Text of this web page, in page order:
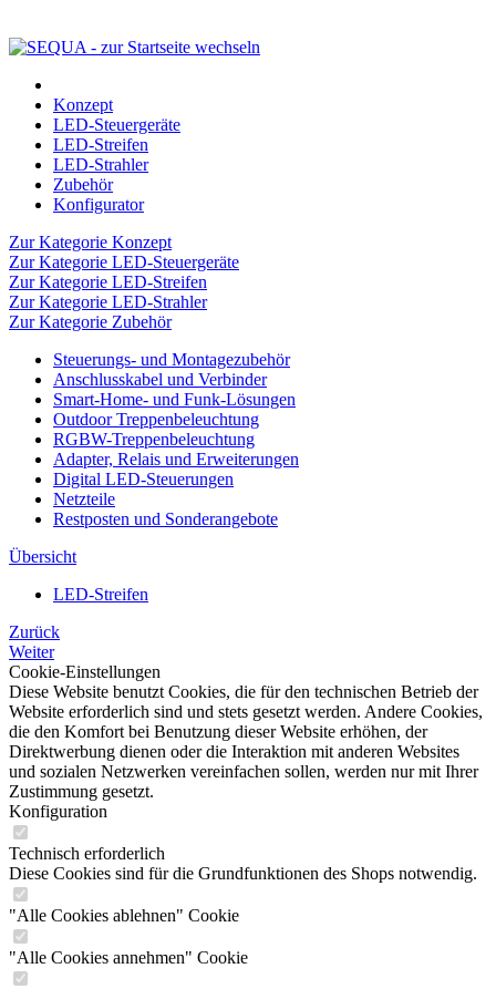
Konzept
LED-Steuergeräte
LED-Streifen
LED-Strahler
Zubehör
Konfigurator
Zur Kategorie Konzept
Zur Kategorie LED-Steuergeräte
Zur Kategorie LED-Streifen
Zur Kategorie LED-Strahler
Zur Kategorie Zubehör
Steuerungs- und Montagezubehör
Anschlusskabel und Verbinder
Smart-Home- und Funk-Lösungen
Outdoor Treppenbeleuchtung
RGBW-Treppenbeleuchtung
Adapter, Relais und Erweiterungen
Digital LED-Steuerungen
Netzteile
Restposten und Sonderangebote
Übersicht
LED-Streifen
Zurück
Weiter
Cookie-Einstellungen
Diese Website benutzt Cookies, die für den technischen Betrieb der
Website erforderlich sind und stets gesetzt werden. Andere Cookies,
die den Komfort bei Benutzung dieser Website erhöhen, der
Direktwerbung dienen oder die Interaktion mit anderen Websites
und sozialen Netzwerken vereinfachen sollen, werden nur mit Ihrer
Zustimmung gesetzt.
Konfiguration
Technisch erforderlich
Diese Cookies sind für die Grundfunktionen des Shops notwendig.
"Alle Cookies ablehnen" Cookie
"Alle Cookies annehmen" Cookie